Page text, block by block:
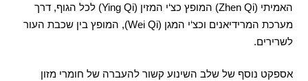
האמיתי (Zhen Qi) המופץ כצ‘י המזין (Ying Qi) לכל הגוף,דרך
מערכת המרידיאנים וכצ‘י המגן (Wei Qi),
המופץ בין שכבת העור
לשרירים.
אספקט נוסף של שלב השינוע קשור להעברה של חומרי מזון